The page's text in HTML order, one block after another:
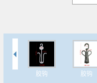
胶钩 胶钩